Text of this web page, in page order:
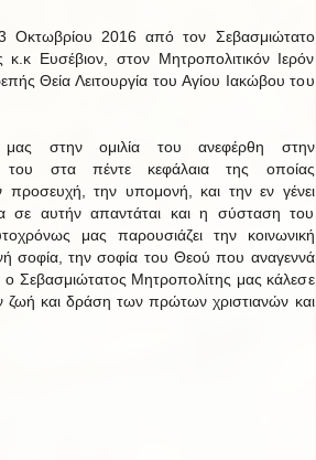
Οκτωβρίου 2016 από τον Σεβασμιώτατο
Ευσέβιον, στον Μητροπολιτικόν Ιερόν
Θεία Λειτουργία του Αγίου Ιακώβου του
μας στην ομιλία του ανεφέρθη στην
του στα πέντε κεφάλαια της οποίας
προσευχή, την υπομονή, και την εν γένει
σε αυτήν απαντάται και η σύσταση του
μας παρουσιάζει την κοινωνική
σοφία, την σοφία του Θεού που αναγεννά
Σεβασμιώτατος Μητροπολίτης μας κάλεσε
ζωή και δράση των πρώτων χριστιανών και